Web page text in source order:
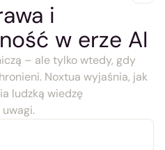
i
w erze AI
– ale tylko wtedy, gdy
Noxtua wyjaśnia, jak
ludzką wiedzę